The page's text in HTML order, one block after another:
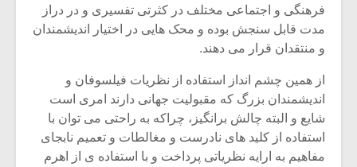
فرهنگی و اجتماعی مختلف در کثرتی تفسیری و در دراز
مدت قابل سنجش بوده و محک هایی در اختیار اندیشمندان
و منتقدان قرار می دهند.
از همین چشم انداز استفاده از نظریات فیلسوفان و
اندیشمندان بزرگ که مقبولیت جهانی دارند امری است
شایع و البته چالش برانگیز، چراکه به راحتی می توان با
استفاده از کلید های نادرست و مغالطات و تعمیم نابجای
مفاهیم به ارایه نظریاتی پرداخت و با استفاده ی از اهرم
اگر نمی توانی
مشهورترین باشی،
بدنام ترین باش
سکانسی
موسیقی